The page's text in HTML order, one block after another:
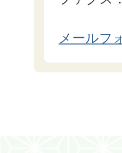
メールフ